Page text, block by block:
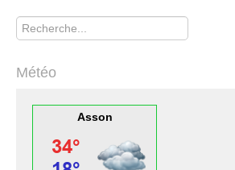
Rechercher
Météo
Asson